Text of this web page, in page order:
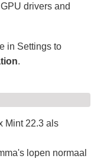
drivers and
in Settings to
.
Mint 22.3 als
lopen normaal